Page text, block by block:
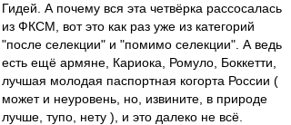
Гидей. А почему вся эта четвёрка рассосалась
из ФКСМ, вот это как раз уже из категорий
"после селекции" и "помимо селекции". А ведь
есть ещё армяне, Кариока, Ромуло, Боккетти,
лучшая молодая паспортная когорта России (
может и неуровень, но, извините, в природе
лучше, тупо, нету ), и это далеко не всё.